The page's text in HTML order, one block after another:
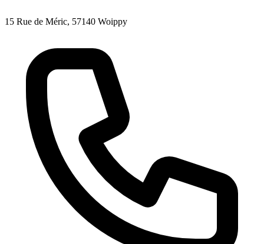
15 Rue de Méric, 57140 Woippy